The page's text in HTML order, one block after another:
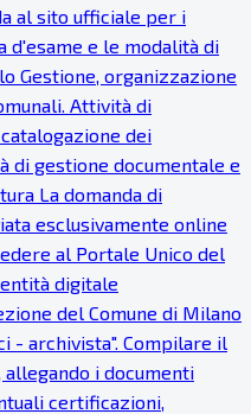
al sito ufficiale per i
e le modalità di
Gestione, organizzazione
Attività di
dei
di gestione documentale e
La domanda di
esclusivamente online
al Portale Unico del
digitale
del Comune di Milano
- archivista". Compilare il
i documenti
certificazioni,